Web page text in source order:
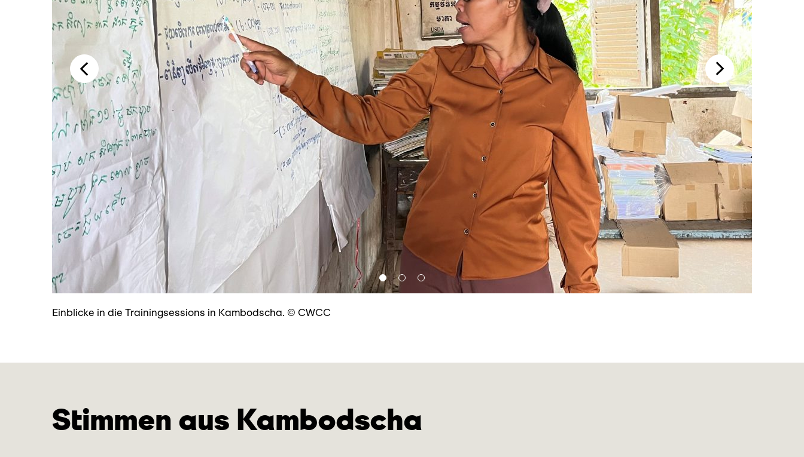
Einblicke in die Trainingsessions in Kambodscha. © CWCC
Stimmen aus Kambodscha